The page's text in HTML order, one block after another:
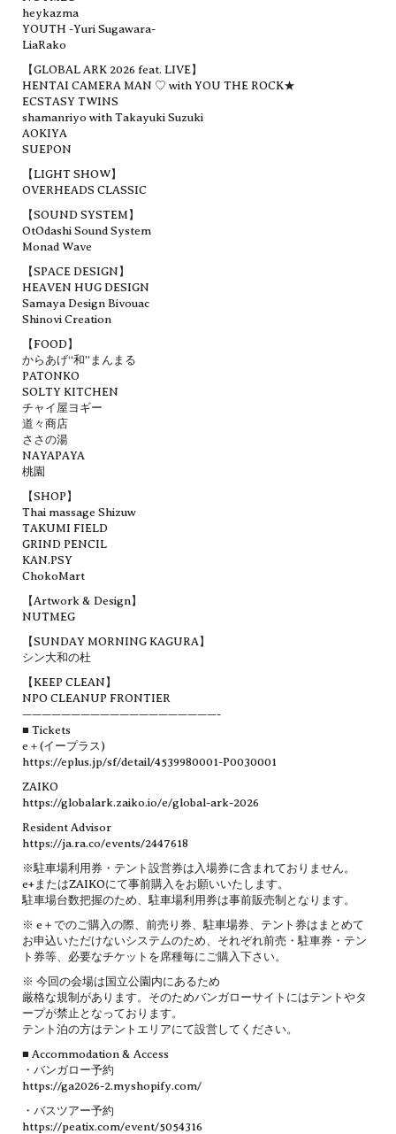
heykazma
YOUTH -Yuri Sugawara-
LiaRako
【GLOBAL ARK 2026 feat. LIVE】
HENTAI CAMERA MAN ♡ with YOU THE ROCK★
ECSTASY TWINS
shamanriyo with Takayuki Suzuki
AOKIYA
SUEPON
【LIGHT SHOW】
OVERHEADS CLASSIC
【SOUND SYSTEM】
OtOdashi Sound System
Monad Wave
【SPACE DESIGN】
HEAVEN HUG DESIGN
Samaya Design Bivouac
Shinovi Creation
【FOOD】
からあげ“和”まんまる
PATONKO
SOLTY KITCHEN
チャイ屋ヨギー
道々商店
ささの湯
NAYAPAYA
桃園
【SHOP】
Thai massage Shizuw
TAKUMI FIELD
GRIND PENCIL
KAN.PSY
ChokoMart
【Artwork & Design】
NUTMEG
【SUNDAY MORNING KAGURA】
シン大和の杜
【KEEP CLEAN】
NPO CLEANUP FRONTIER
————————————————————-
■ Tickets
e＋(イープラス)
https://eplus.jp/sf/detail/4539980001-P0030001
ZAIKO
https://globalark.zaiko.io/e/global-ark-2026
Resident Advisor
https://ja.ra.co/events/2447618
※駐車場利用券・テント設営券は入場券に含まれておりません。
e+またはZAIKOにて事前購入をお願いいたします。
駐車場台数把握のため、駐車場利用券は事前販売制となります。
※ e＋でのご購入の際、前売り券、駐車場券、テント券はまとめて
お申込いただけないシステムのため、それぞれ前売・駐車券・テン
ト券等、必要なチケットを席種毎にご購入下さい。
※ 今回の会場は国立公園内にあるため
厳格な規制があります。そのためバンガローサイトにはテントやタ
ープが禁止となっております。
テント泊の方はテントエリアにて設営してください。
■ Accommodation & Access
・バンガロー予約
https://ga2026-2.myshopify.com/
・バスツアー予約
https://peatix.com/event/5054316